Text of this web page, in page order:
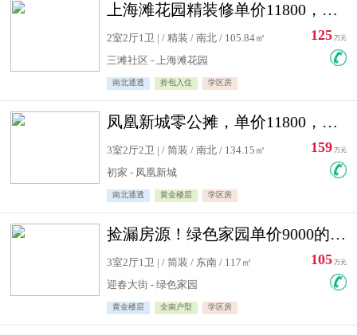
上海滩花园精装修单价11800，价格最低的两居室，无敌视野
2室2厅1卫 | / 精装 / 南北 / 105.84㎡
三滩社区 - 上海滩花园
南北通透 拎包入住 学区房
125 万元
凤凰新城零公摊，单价11800，白银楼层，一个车库另算
3室2厅2卫 | / 简装 / 南北 / 134.15㎡
初家 - 凤凰新城
南北通透 黄金楼层 学区房
159 万元
捡漏房源！绿色家园单价9000的大三居，实验小学永明双学区
3室2厅1卫 | / 简装 / 东南 / 117㎡
迎春大街 - 绿色家园
黄金楼层 全南户型 学区房
105 万元